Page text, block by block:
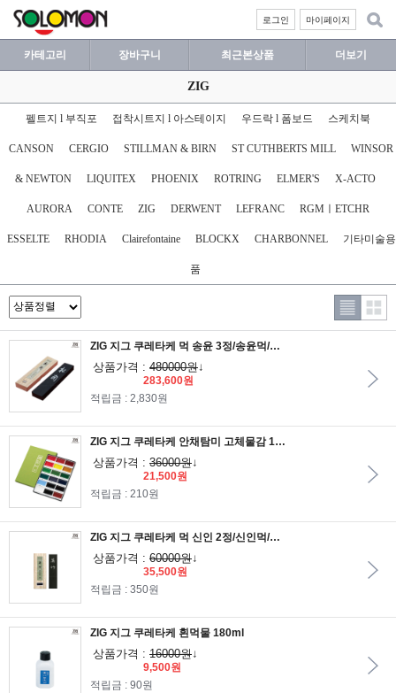
마이페이지
로그인
카테고리 장바구니 최근본상품 더보기
ZIG
펠트지 l 부직포 접착시트지 l 아스테이지 우드락 l 폼보드 스케치북
CANSON CERGIO STILLMAN & BIRN ST CUTHBERTS MILL WINSOR
& NEWTON LIQUITEX PHOENIX ROTRING ELMER'S X-ACTO
AURORA CONTE ZIG DERWENT LEFRANC RGMㅣETCHR
ESSELTE RHODIA Clairefontaine BLOCKX CHARBONNEL 기타미술용
품
ZIG 지그 쿠레타케 먹 송윤 3정/송윤먹/쿠레타케먹/지그먹/서예먹
상품가격 : 480000원↓
283,600원
적립금 : 2,830원
ZIG 지그 쿠레타케 안채탐미 고체물감 18색세트/동양화물감
상품가격 : 36000원↓
21,500원
적립금 : 210원
ZIG 지그 쿠레타케 먹 신인 2정/신인먹/쿠레타케먹/지그먹/서예먹
상품가격 : 60000원↓
35,500원
적립금 : 350원
ZIG 지그 쿠레타케 흰먹물 180ml
상품가격 : 16000원↓
9,500원
적립금 : 90원